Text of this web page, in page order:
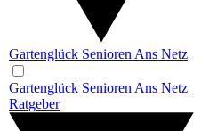
Gartenglück Senioren Ans Netz
Gartenglück Senioren Ans Netz
Ratgeber